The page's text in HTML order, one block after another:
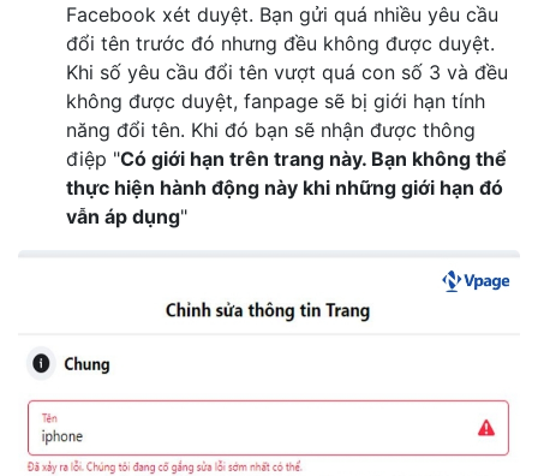
Facebook xét duyệt. Bạn gửi quá nhiều yêu cầu
đổi tên trước đó nhưng đều không được duyệt.
Khi số yêu cầu đổi tên vượt quá con số 3 và đều
không được duyệt, fanpage sẽ bị giới hạn tính
năng đổi tên. Khi đó bạn sẽ nhận được thông
điệp "Có giới hạn trên trang này. Bạn không thể
thực hiện hành động này khi những giới hạn đó
vẫn áp dụng"